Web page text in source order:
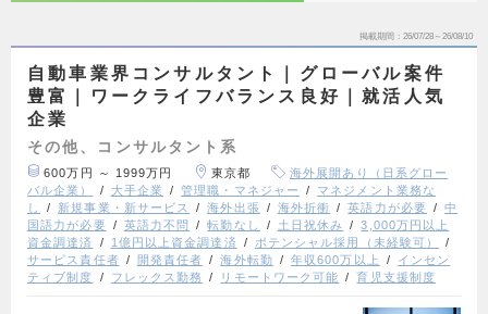
掲載期間 26/07/28～26/08/10
自動車業界コンサルタント｜グローバル案件
豊富｜ワークライフバランス良好｜就活人気
企業
その他、コンサルタント系
600万円 ～ 1999万円 東京都
海外展開あり（日系グロー
バル企業）
大手企業 管理職・マネジャー
マネジメント業務な
し
新規事業・新サービス 海外出張 海外折衝 英語力が必要
中
国語力が必要
英語力不問 転勤なし 土日祝休み
3,000万円以上
資金調達済
1億円以上資金調達済
ポテンシャル採用（未経験可）
サービス責任者
開発責任者 海外転勤 年収600万以上
インセン
ティブ制度
フレックス勤務 リモートワーク可能 育児支援制度